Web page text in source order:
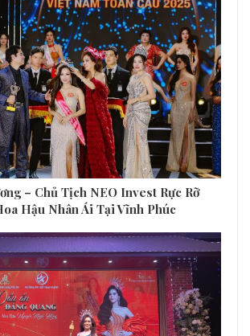
– Chủ Tịch NEO Invest Rực Rỡ
Hậu Nhân Ái Tại Vĩnh Phúc